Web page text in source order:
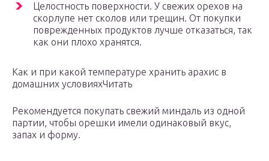
Целостность поверхности. У свежих орехов на
скорлупе нет сколов или трещин. От покупки
поврежденных продуктов лучше отказаться, так
как они плохо хранятся.
Как и при какой температуре хранить арахис в
домашних условияхЧитать
Рекомендуется покупать свежий миндаль из одной
партии, чтобы орешки имели одинаковый вкус,
запах и форму.